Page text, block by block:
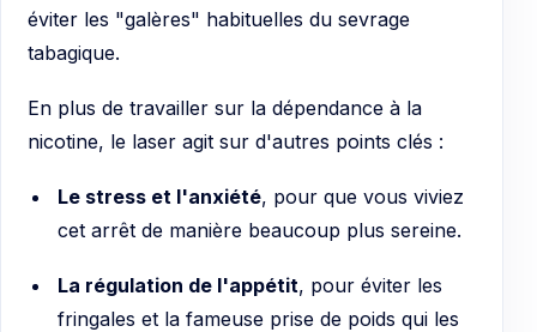
éviter les "galères" habituelles du sevrage
tabagique.
En plus de travailler sur la dépendance à la
nicotine, le laser agit sur d'autres points clés :
Le stress et l'anxiété, pour que vous viviez
cet arrêt de manière beaucoup plus sereine.
La régulation de l'appétit, pour éviter les
fringales et la fameuse prise de poids qui les